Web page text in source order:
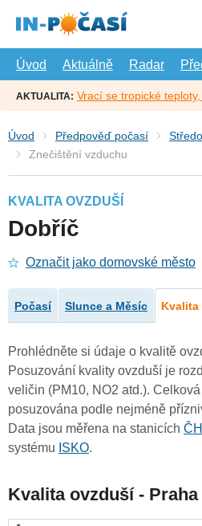
hlavní
Úvod
Aktuálně Radar
AKTUALITA: Vrací se tropické
Úvod Předpověď počasí
Znečištění vzduchu
KVALITA OVZDUŠÍ
Dobříč
Označit jako domovské město
Počasí Slunce a Měsíc
Prohlédněte si údaje o kvalitě
Posuzování kvality ovzduší je
veličin (PM10, NO2 atd.).
posuzována podle nejméně
Data jsou měřena na stanicích
systému ISKO.
Kvalita ovzduší -